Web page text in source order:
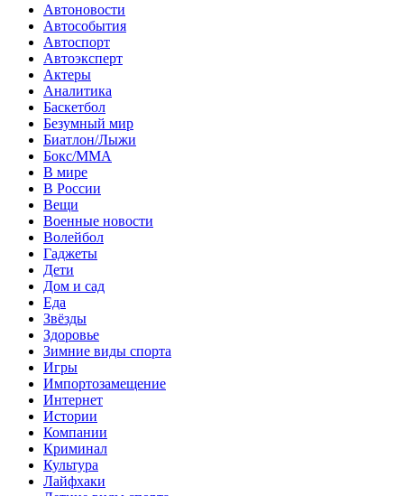
Автоновости
Автособытия
Автоспорт
Автоэксперт
Актеры
Аналитика
Баскетбол
Безумный мир
Биатлон/Лыжи
Бокс/MMA
В мире
В России
Вещи
Военные новости
Волейбол
Гаджеты
Дети
Дом и сад
Еда
Звёзды
Здоровье
Зимние виды спорта
Игры
Импортозамещение
Интернет
Истории
Компании
Криминал
Культура
Лайфхаки